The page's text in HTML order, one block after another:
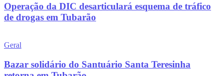
Operação da DIC desarticulará esquema de tráfico
de drogas em Tubarão
Geral
Bazar solidário do Santuário Santa Teresinha